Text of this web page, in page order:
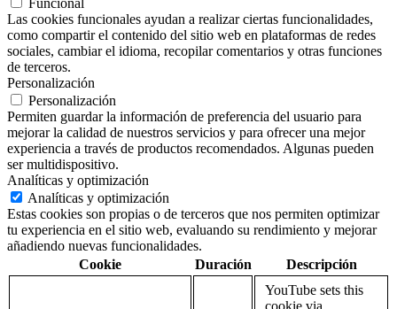
Funcional
Las cookies funcionales ayudan a realizar ciertas funcionalidades,
como compartir el contenido del sitio web en plataformas de redes
sociales, cambiar el idioma, recopilar comentarios y otras funciones
de terceros.
Personalización
Personalización
Permiten guardar la información de preferencia del usuario para
mejorar la calidad de nuestros servicios y para ofrecer una mejor
experiencia a través de productos recomendados. Algunas pueden
ser multidispositivo.
Analíticas y optimización
Analíticas y optimización
Estas cookies son propias o de terceros que nos permiten optimizar
tu experiencia en el sitio web, evaluando su rendimiento y mejorar
añadiendo nuevas funcionalidades.
Cookie
Duración Descripción
YouTube sets this
cookie via